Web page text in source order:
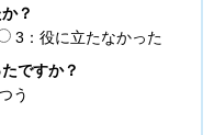
？
3：役に立たなかった
ですか？
う